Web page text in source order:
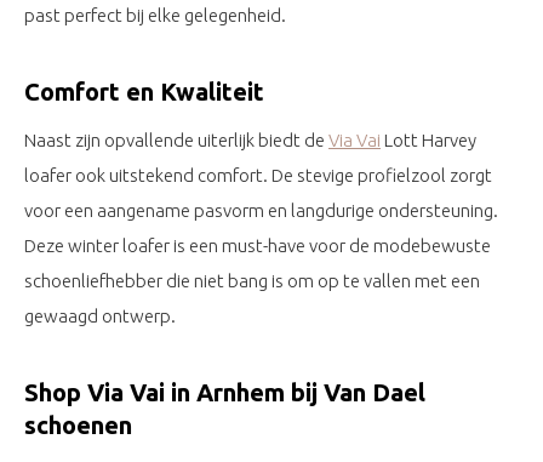
past perfect bij elke gelegenheid.
Comfort en Kwaliteit
Naast zijn opvallende uiterlijk biedt de Via Vai Lott Harvey
loafer ook uitstekend comfort. De stevige profielzool zorgt
voor een aangename pasvorm en langdurige ondersteuning.
Deze winter loafer is een must-have voor de modebewuste
schoenliefhebber die niet bang is om op te vallen met een
gewaagd ontwerp.
Shop Via Vai in Arnhem bij Van Dael
schoenen